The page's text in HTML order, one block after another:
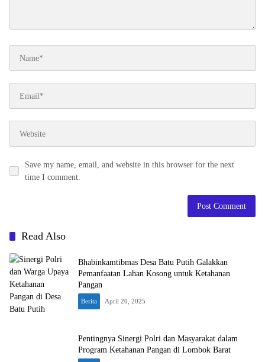
Save my name, email, and website in this browser for the next
time I comment.
Read Also
Bhabinkamtibmas Desa Batu Putih Galakkan
Pemanfaatan Lahan Kosong untuk Ketahanan
Pangan
Berita April 20, 2025
Pentingnya Sinergi Polri dan Masyarakat dalam
Program Ketahanan Pangan di Lombok Barat